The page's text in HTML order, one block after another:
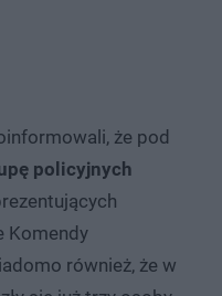
że pod
policyjnych
Komendy
również, że w